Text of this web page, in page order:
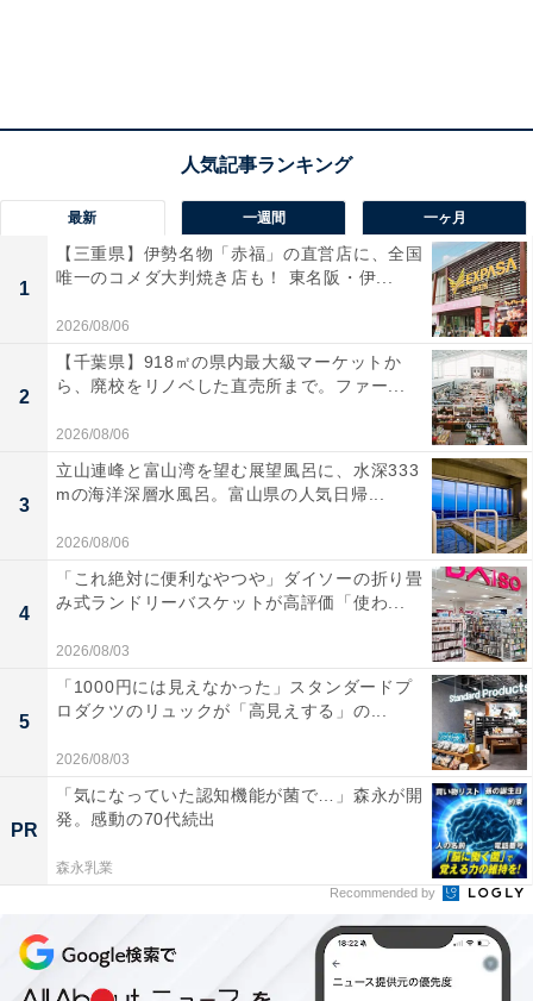
最新 一週間 一ヶ月
1
【三重県】伊勢名物「赤福」の直営店に、全国
唯一のコメダ大判焼き店も！ 東名阪・伊...
2026/08/06
2
【千葉県】918㎡の県内最大級マーケットか
ら、廃校をリノベした直売所まで。ファー...
2026/08/06
3
立山連峰と富山湾を望む展望風呂に、水深333
mの海洋深層水風呂。富山県の人気日帰...
2026/08/06
4
「これ絶対に便利なやつや」ダイソーの折り畳
み式ランドリーバスケットが高評価「使わ...
2026/08/03
5
「1000円には見えなかった」スタンダードプ
ロダクツのリュックが「高見えする」の...
2026/08/03
PR
「気になっていた認知機能が菌で…」森永が開
発。感動の70代続出
森永乳業
Recommended by